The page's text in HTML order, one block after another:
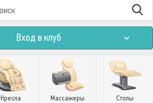
Вход в клуб
Кресла Массажеры Столы